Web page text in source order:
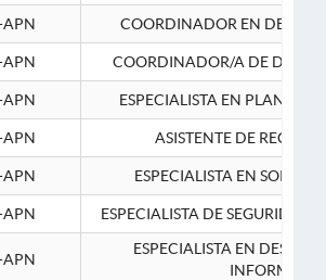
COORDINADOR EN
COORDINADOR/A DE
ESPECIALISTA EN
ASISTENTE DE
ESPECIALISTA EN
ESPECIALISTA DE SEGURIDAD
ESPECIALISTA EN